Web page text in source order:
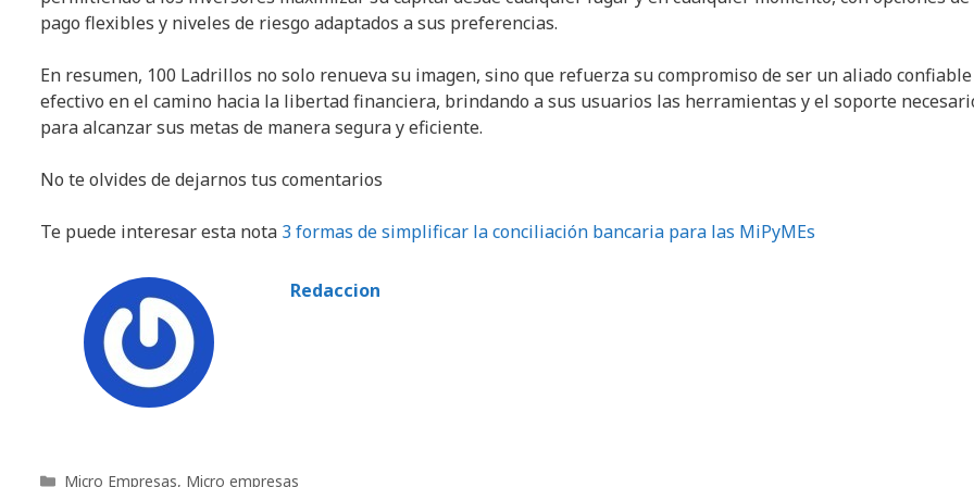
pago flexibles y niveles de riesgo adaptados a sus preferencias.
En resumen, 100 Ladrillos no solo renueva su imagen, sino que refuerza su compromiso de ser un aliado
efectivo en el camino hacia la libertad financiera, brindando a sus usuarios las herramientas y el soporte
para alcanzar sus metas de manera segura y eficiente.
No te olvides de dejarnos tus comentarios
Te puede interesar esta nota 3 formas de simplificar la conciliación bancaria para las MiPyMEs
Redaccion
Categorías
Micro Empresas, Micro empresas